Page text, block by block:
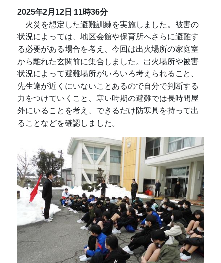
2025年2月12日 11時36分
火災を想定した避難訓練を実施しました。被害の
状況によっては、地区会館や保育所へさらに避難す
る必要がある場合を考え、今回は出火場所の家庭室
から離れた玄関前に集合しました。出火場所や被害
状況によって避難場所がいろいろ考えられること、
先生達が近くにいないことあるので自分で判断する
力をつけていくこと、寒い時期の避難では長時間屋
外にいることを考え、できるだけ防寒具を持って出
ることなどを確認しました。